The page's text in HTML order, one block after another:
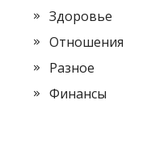
Здоровье
Отношения
Разное
Финансы